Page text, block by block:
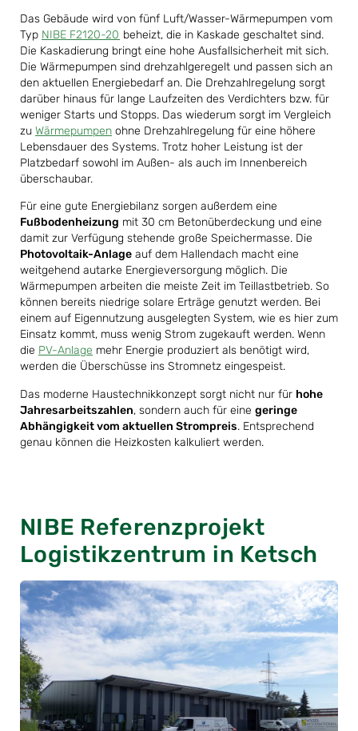
Das Gebäude wird von fünf Luft/Wasser-Wärmepumpen vom
Typ NIBE F2120-20 beheizt, die in Kaskade geschaltet sind.
Die Kaskadierung bringt eine hohe Ausfallsicherheit mit sich.
Die Wärmepumpen sind drehzahlgeregelt und passen sich an
den aktuellen Energiebedarf an. Die Drehzahlregelung sorgt
darüber hinaus für lange Laufzeiten des Verdichters bzw. für
weniger Starts und Stopps. Das wiederum sorgt im Vergleich
zu Wärmepumpen ohne Drehzahlregelung für eine höhere
Lebensdauer des Systems. Trotz hoher Leistung ist der
Platzbedarf sowohl im Außen- als auch im Innenbereich
überschaubar.
Für eine gute Energiebilanz sorgen außerdem eine
Fußbodenheizung mit 30 cm Betonüberdeckung und eine
damit zur Verfügung stehende große Speichermasse. Die
Photovoltaik-Anlage auf dem Hallendach macht eine
weitgehend autarke Energieversorgung möglich. Die
Wärmepumpen arbeiten die meiste Zeit im Teillastbetrieb. So
können bereits niedrige solare Erträge genutzt werden. Bei
einem auf Eigennutzung ausgelegten System, wie es hier zum
Einsatz kommt, muss wenig Strom zugekauft werden. Wenn
die PV-Anlage mehr Energie produziert als benötigt wird,
werden die Überschüsse ins Stromnetz eingespeist.
Das moderne Haustechnikkonzept sorgt nicht nur für hohe
Jahresarbeitszahlen, sondern auch für eine geringe
Abhängigkeit vom aktuellen Strompreis. Entsprechend
genau können die Heizkosten kalkuliert werden.
NIBE Referenzprojekt
Logistikzentrum in Ketsch